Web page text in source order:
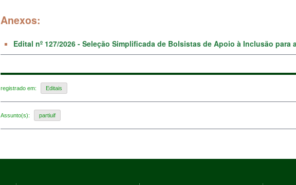
Anexos:
Edital nº 127/2026 - Seleção Simplificada de Bolsistas de Apoio à Inclusão para
registrado em: Editais
Assunto(s): partiuif